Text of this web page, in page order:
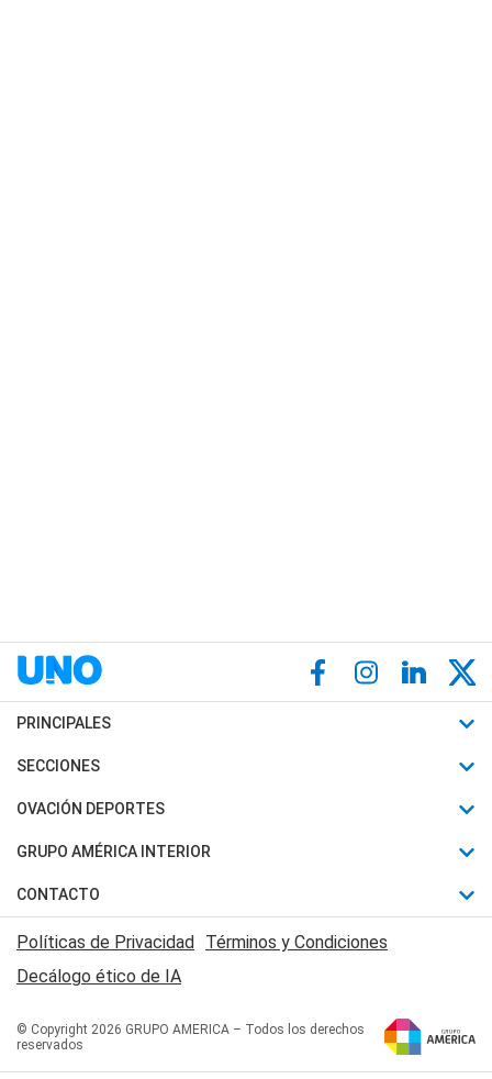
PRINCIPALES
Últimas Noticias
Política
Judiciales
Economia
SECCIONES
Horóscopo
Motores
Trucos caseros
Series y Películas
Edictos y Solicitadas
OVACIÓN DEPORTES
Fútbol
Mundial
Automovilismo
Rugby
Básquet
GRUPO AMÉRICA INTERIOR
Canal 7 en Vivo
San Juan 8
CONTACTO
Acerca de Nosotros
Contactanos
Políticas de Privacidad Términos y Condiciones
Decálogo ético de IA
© Copyright 2026 GRUPO AMERICA – Todos los derechos
reservados